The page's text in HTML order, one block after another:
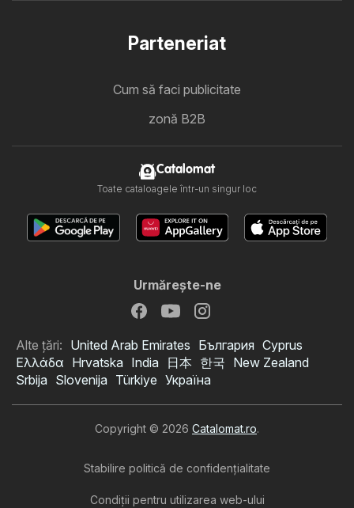
Parteneriat
Cum să faci publicitate
zonă B2B
Catalomat
Toate cataloagele într-un singur loc
Urmăreşte-ne
Alte țări: United Arab Emirates България Cyprus
Ελλάδα Hrvatska India 日本 한국 New Zealand
Srbija Slovenija Türkiye Україна
Copyright © 2026 Catalomat.ro.
Stabilire politică de confidenţialitate
Condiţii pentru utilizarea web-ului